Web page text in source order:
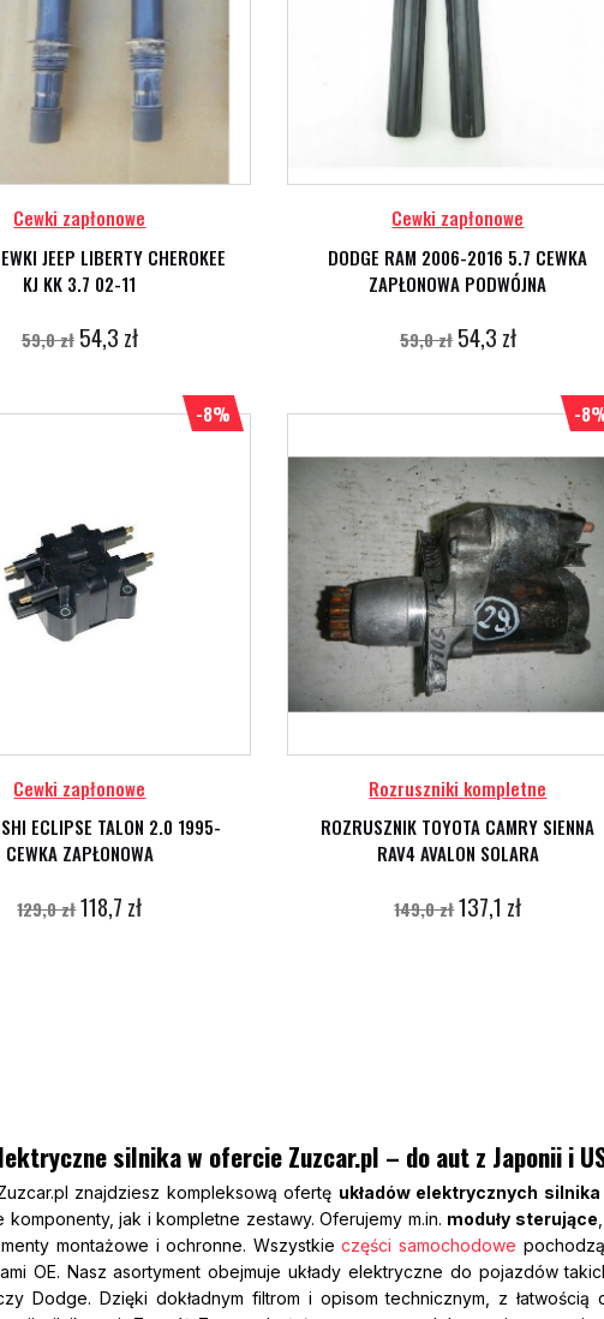
Cewki zapłonowe
JEEP LIBERTY CHEROKEE
KJ KK 3.7 02-11
59,0 zł 54,3 zł
Cewki zapłonowe
DODGE RAM 2006-2016 5.7 CEWKA
ZAPŁONOWA PODWÓJNA
59,0 zł 54,3 zł
Cewki zapłonowe
ECLIPSE TALON 2.0 1995-
CEWKA ZAPŁONOWA
129,0 zł118,7 zł
-8%
Rozruszniki kompletne
ROZRUSZNIK TOYOTA CAMRY SIENNA
RAV4 AVALON SOLARA
149,0 zł137,1 zł
-
silnika w ofercie Zuzcar.pl – do aut z Japonii i
znajdziesz kompleksową ofertę układów elektrycznych
jak i kompletne zestawy. Oferujemy m.in. moduły sterujące
montażowe i ochronne. Wszystkieczęści samochodowe
OE. Nasz asortyment obejmuje układy elektryczne do pojazdów
Dodge. Dzięki dokładnym filtrom i opisom technicznym, z